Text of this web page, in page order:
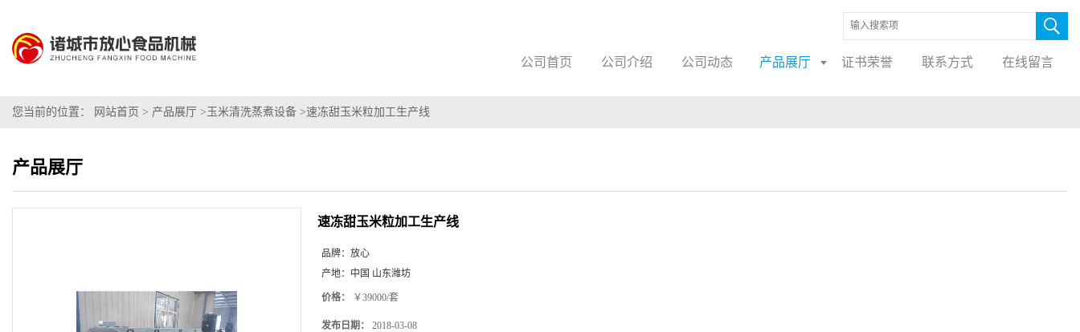
公司首页 公司介绍 公司动态 产品展厅 证书荣誉 联系方式 在线留言
您当前的位置： 网站首页 > 产品展厅 > 玉米清洗蒸煮设备 >速冻甜玉米粒加工生产线
产品展厅
速冻甜玉米粒加工生产线
品牌： 放心
产地： 中国 山东潍坊
价格： ￥39000/套
发布日期： 2018-03-08